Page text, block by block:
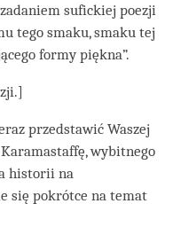
sufickiej poezji
tego smaku, smaku tej
formy piękna”.
przedstawić Waszej
wybitnego
historii na
się pokrótce na temat